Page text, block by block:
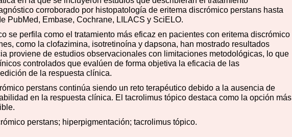
corroborado por histopatología de eritema discrómico perstans hasta
PubMed, Embase, Cochrane, LILACS y SciELO.
se perfila como el tratamiento más eficaz en pacientes con eritema discrómico
como la clofazimina, isotretinoína y dapsona, han mostrado resultados
proviene de estudios observacionales con limitaciones metodológicas, lo que
controlados que evalúen de forma objetiva la eficacia de las
de la respuesta clínica.
perstans continúa siendo un reto terapéutico debido a la ausencia de
en la respuesta clínica. El tacrolimus tópico destaca como la opción más
perstans; hiperpigmentación; tacrolimus tópico.